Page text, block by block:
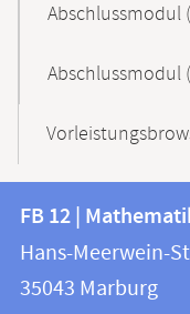
Abschlussmodul
Abschlussmodul
Kontakt
und
FB
12
|
FB 12 |
Hans-Meerwein-
35043 Marburg